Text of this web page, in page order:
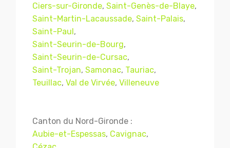
Ciers-sur-Gironde, Saint-Genès-de-Blaye,
Saint-Martin-Lacaussade, Saint-Palais,
Saint-Paul,
Saint-Seurin-de-Bourg,
Saint-Seurin-de-Cursac,
Saint-Trojan, Samonac, Tauriac,
Teuillac, Val de Virvée, Villeneuve
Canton du Nord-Gironde :
Aubie-et-Espessas, Cavignac,
Mentions légales
référencé par© MACWIN